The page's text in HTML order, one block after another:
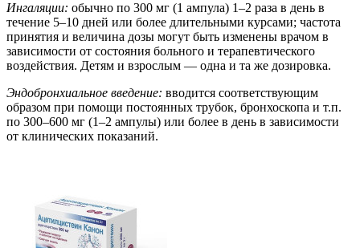
Ингаляции: обычно по 300 мг (1 ампула) 1–2 раза в день в
течение 5–10 дней или более длительными курсами; частота
принятия и величина дозы могут быть изменены врачом в
зависимости от состояния больного и терапевтического
воздействия. Детям и взрослым — одна и та же дозировка.
Эндобронхиальное введение: вводится соответствующим
образом при помощи постоянных трубок, бронхоскопа и т.п.
по 300–600 мг (1–2 ампулы) или более в день в зависимости
от клинических показаний.